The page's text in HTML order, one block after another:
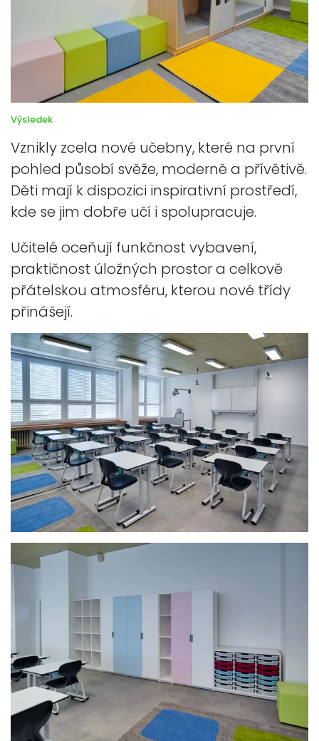
Výsledek
Vznikly zcela nové učebny, které na první
pohled působí svěže, moderně a přívětivě.
Děti mají k dispozici inspirativní prostředí,
kde se jim dobře učí i spolupracuje.
Učitelé oceňují funkčnost vybavení,
praktičnost úložných prostor a celkově
přátelskou atmosféru, kterou nové třídy
přinášejí.